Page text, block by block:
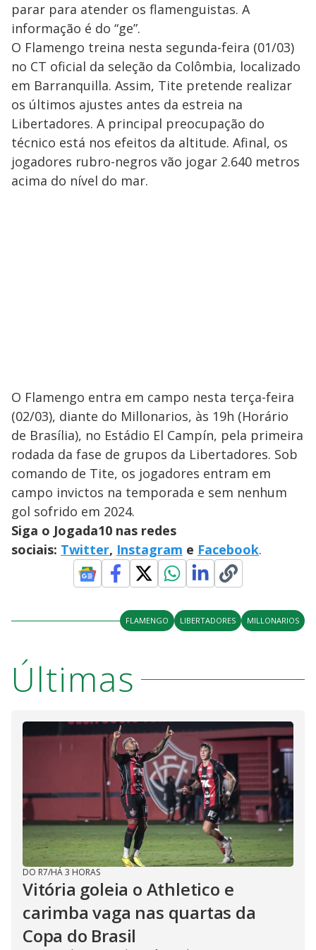
parar para atender os flamenguistas. A
informação é do “ge”.
O Flamengo treina nesta segunda-feira (01/03)
no CT oficial da seleção da Colômbia, localizado
em Barranquilla. Assim, Tite pretende realizar
os últimos ajustes antes da estreia na
Libertadores. A principal preocupação do
técnico está nos efeitos da altitude. Afinal, os
jogadores rubro-negros vão jogar 2.640 metros
acima do nível do mar.
O Flamengo entra em campo nesta terça-feira
(02/03), diante do Millonarios, às 19h (Horário
de Brasília), no Estádio El Campín, pela primeira
rodada da fase de grupos da Libertadores. Sob
comando de Tite, os jogadores entram em
campo invictos na temporada e sem nenhum
gol sofrido em 2024.
Siga o Jogada10 nas redes
sociais: Twitter, Instagram e Facebook.
FLAMENGO LIBERTADORES MILLONARIOS
Últimas
DO R7/HÁ 3 HORAS
Vitória goleia o Athletico e
carimba vaga nas quartas da
Copa do Brasil